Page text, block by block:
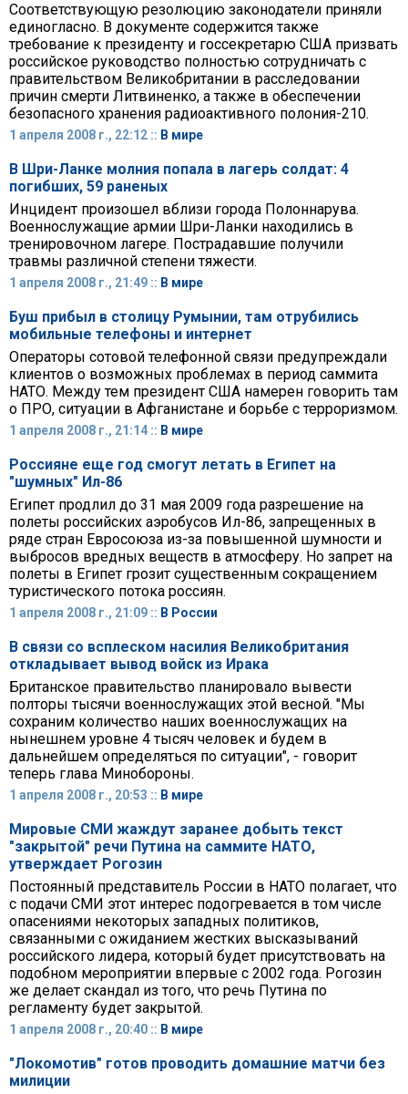
Соответствующую резолюцию законодатели приняли
единогласно. В документе содержится также
требование к президенту и госсекретарю США призвать
российское руководство полностью сотрудничать с
правительством Великобритании в расследовании
причин смерти Литвиненко, а также в обеспечении
безопасного хранения радиоактивного полония-210.
1 апреля 2008 г., 22:12 :: В мире
В Шри-Ланке молния попала в лагерь солдат: 4
погибших, 59 раненых
Инцидент произошел вблизи города Полоннарува.
Военнослужащие армии Шри-Ланки находились в
тренировочном лагере. Пострадавшие получили
травмы различной степени тяжести.
1 апреля 2008 г., 21:49 :: В мире
Буш прибыл в столицу Румынии, там отрубились
мобильные телефоны и интернет
Операторы сотовой телефонной связи предупреждали
клиентов о возможных проблемах в период саммита
НАТО. Между тем президент США намерен говорить там
о ПРО, ситуации в Афганистане и борьбе с терроризмом.
1 апреля 2008 г., 21:14 :: В мире
Россияне еще год смогут летать в Египет на
"шумных" Ил-86
Египет продлил до 31 мая 2009 года разрешение на
полеты российских аэробусов Ил-86, запрещенных в
ряде стран Евросоюза из-за повышенной шумности и
выбросов вредных веществ в атмосферу. Но запрет на
полеты в Египет грозит существенным сокращением
туристического потока россиян.
1 апреля 2008 г., 21:09 :: В России
В связи со всплеском насилия Великобритания
откладывает вывод войск из Ирака
Британское правительство планировало вывести
полторы тысячи военнослужащих этой весной. "Мы
сохраним количество наших военнослужащих на
нынешнем уровне 4 тысяч человек и будем в
дальнейшем определяться по ситуации", - говорит
теперь глава Минобороны.
1 апреля 2008 г., 20:53 :: В мире
Мировые СМИ жаждут заранее добыть текст
"закрытой" речи Путина на саммите НАТО,
утверждает Рогозин
Постоянный представитель России в НАТО полагает, что
с подачи СМИ этот интерес подогревается в том числе
опасениями некоторых западных политиков,
связанными с ожиданием жестких высказываний
российского лидера, который будет присутствовать на
подобном мероприятии впервые с 2002 года. Рогозин
же делает скандал из того, что речь Путина по
регламенту будет закрытой.
1 апреля 2008 г., 20:40 :: В мире
"Локомотив" готов проводить домашние матчи без
милиции